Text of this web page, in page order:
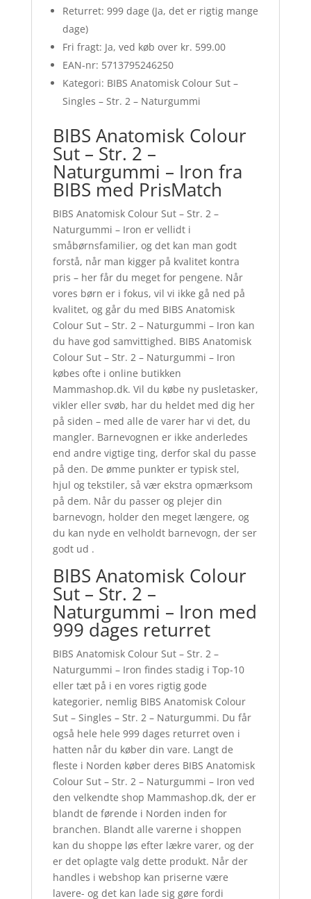
Returret: 999 dage (Ja, det er rigtig mange
dage)
Fri fragt: Ja, ved køb over kr. 599.00
EAN-nr: 5713795246250
Kategori: BIBS Anatomisk Colour Sut –
Singles – Str. 2 – Naturgummi
BIBS Anatomisk Colour
Sut – Str. 2 –
Naturgummi – Iron fra
BIBS med PrisMatch
BIBS Anatomisk Colour Sut – Str. 2 –
Naturgummi – Iron er vellidt i
småbørnsfamilier, og det kan man godt
forstå, når man kigger på kvalitet kontra
pris – her får du meget for pengene. Når
vores børn er i fokus, vil vi ikke gå ned på
kvalitet, og går du med BIBS Anatomisk
Colour Sut – Str. 2 – Naturgummi – Iron kan
du have god samvittighed. BIBS Anatomisk
Colour Sut – Str. 2 – Naturgummi – Iron
købes ofte i online butikken
Mammashop.dk. Vil du købe ny pusletasker,
vikler eller svøb, har du heldet med dig her
på siden – med alle de varer har vi det, du
mangler. Barnevognen er ikke anderledes
end andre vigtige ting, derfor skal du passe
på den. De ømme punkter er typisk stel,
hjul og tekstiler, så vær ekstra opmærksom
på dem. Når du passer og plejer din
barnevogn, holder den meget længere, og
du kan nyde en velholdt barnevogn, der ser
godt ud .
BIBS Anatomisk Colour
Sut – Str. 2 –
Naturgummi – Iron med
999 dages returret
BIBS Anatomisk Colour Sut – Str. 2 –
Naturgummi – Iron findes stadig i Top-10
eller tæt på i en vores rigtig gode
kategorier, nemlig BIBS Anatomisk Colour
Sut – Singles – Str. 2 – Naturgummi. Du får
også hele hele 999 dages returret oven i
hatten når du køber din vare. Langt de
fleste i Norden køber deres BIBS Anatomisk
Colour Sut – Str. 2 – Naturgummi – Iron ved
den velkendte shop Mammashop.dk, der er
blandt de førende i Norden inden for
branchen. Blandt alle varerne i shoppen
kan du shoppe løs efter lækre varer, og der
er det oplagte valg dette produkt. Når der
handles i webshop kan priserne være
lavere- og det kan lade sig gøre fordi